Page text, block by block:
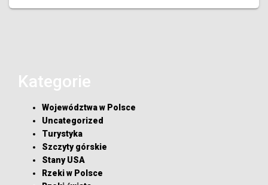
Kategorie
Województwa w Polsce
Uncategorized
Turystyka
Szczyty górskie
Stany USA
Rzeki w Polsce